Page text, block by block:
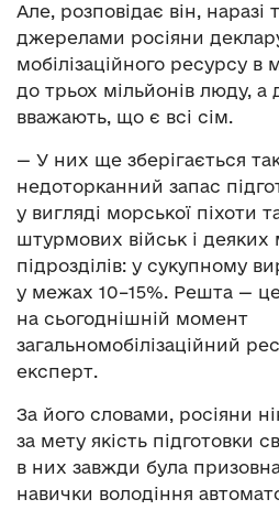
Але, розповідає він, наразі
джерелами росіяни
мобілізаційного ресурсу в
до трьох мільйонів люду, а
вважають, що є всі сім.
— У них ще зберігається
недоторканний запас
у вигляді морської піхоти
штурмових військ і деяких
підрозділів: у сукупному
у межах 10–15%. Решта —
на сьогоднішній момент
загальномобілізаційний
експерт.
За його словами, росіяни
за мету якість підготовки
в них завжди була
навички володіння